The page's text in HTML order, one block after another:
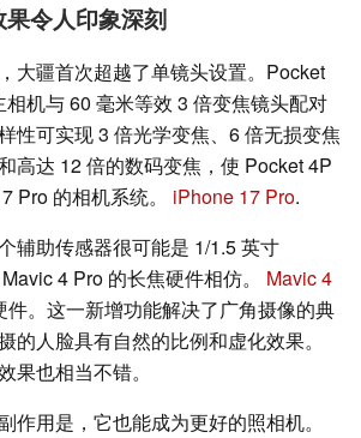
令人印象深刻
大疆首次超越了单镜头设置。Pocket
机与 60 毫米等效 3 倍变焦镜头配对
性可实现 3 倍光学变焦、6 倍无损变焦
高达 12 倍的数码变焦，使 Pocket 4P
Pro 的相机系统。 iPhone 17 Pro.
辅助传感器很可能是 1/1.5 英寸
4 Pro 的长焦硬件相仿。 Mavic 4
件。这一新增功能解决了广角摄像的典
的人脸具有自然的比例和虚化效果。
果也相当不错。
作用是，它也能成为更好的照相机。